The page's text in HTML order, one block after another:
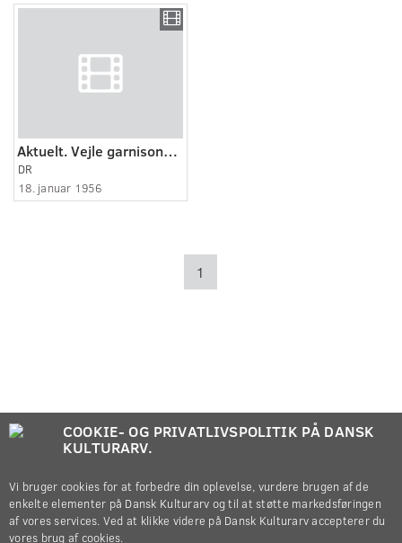
Aktuelt. Vejle garnisons afrejse.
DR
18. januar 1956
1
COOKIE- OG PRIVATLIVSPOLITIK PÅ DANSK
KULTURARV.
Vi bruger cookies for at forbedre din oplevelse, vurdere brugen af de
enkelte elementer på Dansk Kulturarv og til at støtte markedsføringen
af vores services. Ved at klikke videre på Dansk Kulturarv accepterer du
vores brug af cookies.